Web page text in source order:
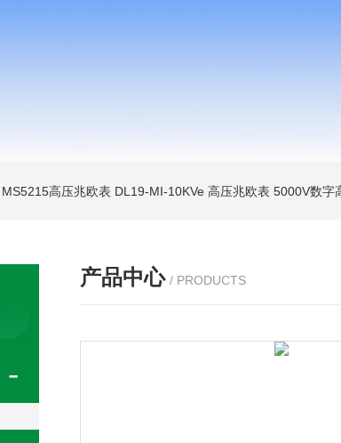
MS5215高压兆欧表 DL19-MI-10KVe 高压兆欧表 5000V数字
产品中心 / PRODUCTS